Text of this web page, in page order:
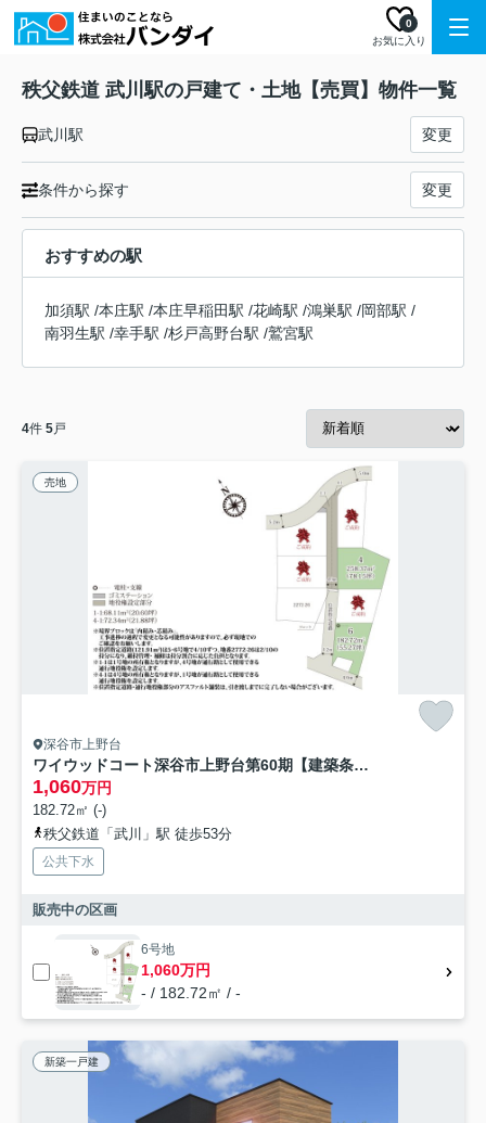
お気に入り
0
秩父鉄道 武川駅の戸建て・土地【売買】物件一覧
武川駅 変更
条件から探す 変更
おすすめの駅
加須駅 /本庄駅 /本庄早稲田駅 /花崎駅 /鴻巣駅 /岡部駅 /
南羽生駅 /幸手駅 /杉戸高野台駅 /鷲宮駅
4件 5戸
売地
深谷市上野台
ワイウッドコート深谷市上野台第60期【建築条件付き売地】
1,060万円
182.72㎡ (-)
秩父鉄道「武川」駅 徒歩53分
公共下水
販売中の区画
6号地
1,060万円
- / 182.72㎡ / -
新築一戸建